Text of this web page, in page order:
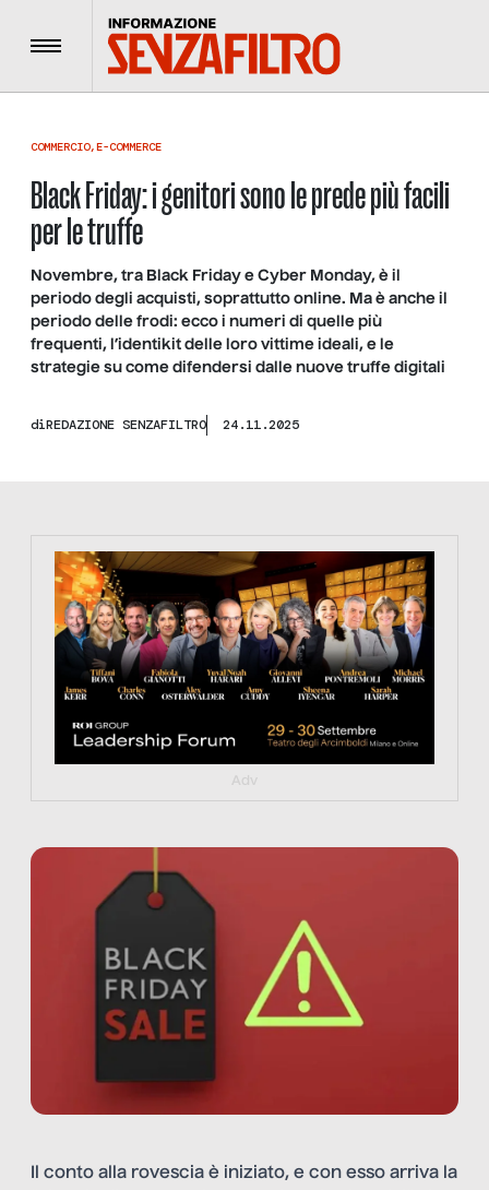
Menu
COMMERCIO,E-COMMERCE
Black Friday: i genitori sono le prede più facili
per le truffe
Novembre, tra Black Friday e Cyber Monday, è il
periodo degli acquisti, soprattutto online. Ma è anche il
periodo delle frodi: ecco i numeri di quelle più
frequenti, l’identikit delle loro vittime ideali, e le
strategie su come difendersi dalle nuove truffe digitali
diREDAZIONE SENZAFILTRO 24.11.2025
https://tinyurl.com/363fvfm9
Adv
Il conto alla rovescia è iniziato, e con esso arriva la